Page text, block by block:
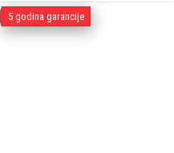
5 godina garancije